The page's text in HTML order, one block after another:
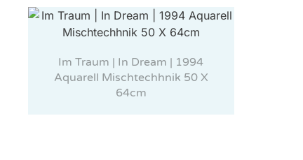
Im Traum | In Dream | 1994
Aquarell Mischtechhnik 50 X
64cm